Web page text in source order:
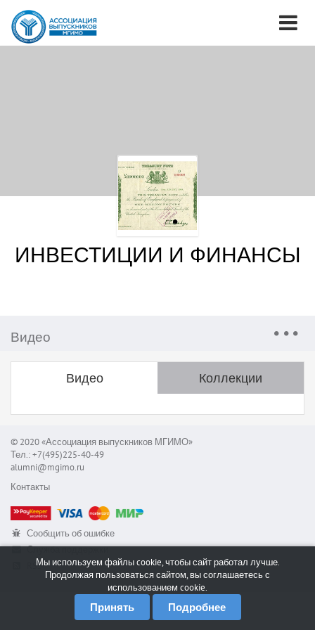
ИНВЕСТИЦИИ И ФИНАНСЫ
Видео
Видео Коллекции
© 2020 «Ассоциация выпускников МГИМО»
Тел.: +7(495)225-40-49
alumni@mgimo.ru
Контакты
Сообщить об ошибке
Служба поддержки
RSSМы используем файлы cookie, чтобы сайт работал лучше.
Продолжая пользоваться сайтом, вы соглашаетесь с
использованием cookie.
Принять Подробнее